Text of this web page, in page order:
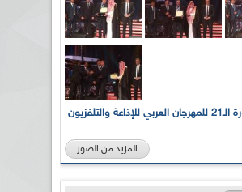
بالصور... الدورة الـ21 للمهرجان العربي للإذاعة والتلفزيون
المزيد من الصور